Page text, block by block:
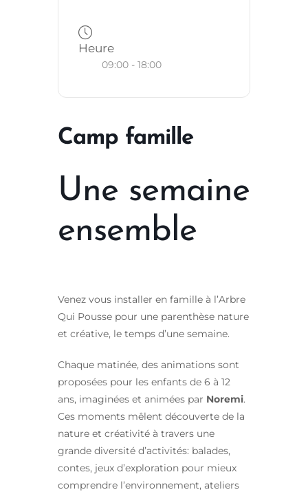
Heure
09:00 - 18:00
Camp famille
Une semaine
ensemble
Venez vous installer en famille à l’Arbre
Qui Pousse pour une parenthèse nature
et créative, le temps d’une semaine.
Chaque matinée, des animations sont
proposées pour les enfants de 6 à 12
ans, imaginées et animées par Noremi.
Ces moments mêlent découverte de la
nature et créativité à travers une
grande diversité d’activités: balades,
contes, jeux d’exploration pour mieux
comprendre l’environnement, ateliers